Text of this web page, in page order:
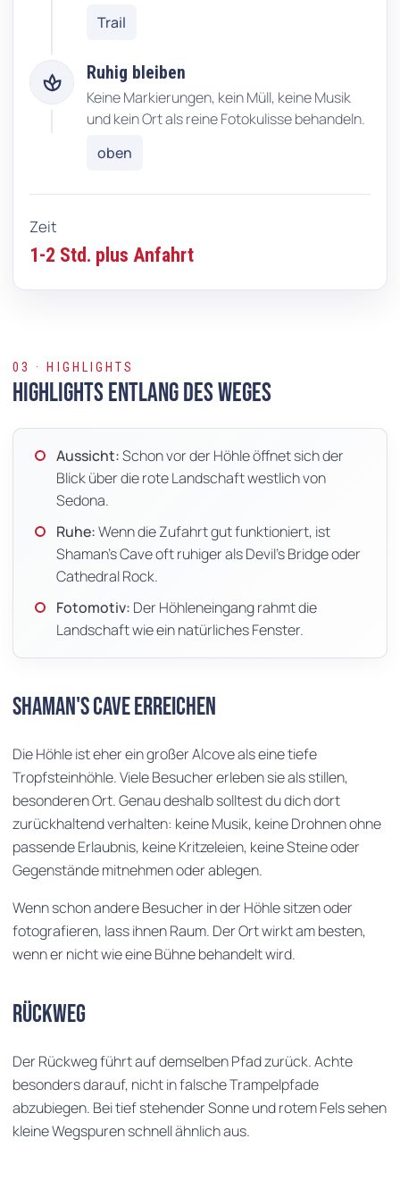
Trail
spa Ruhig bleiben
Keine Markierungen, kein Müll, keine Musik
und kein Ort als reine Fotokulisse behandeln.
oben
Zeit
1-2 Std. plus Anfahrt
03 · HIGHLIGHTS
Highlights entlang des Weges
Aussicht:Schon vor der Höhle öffnet sich der
Blick über die rote Landschaft westlich von
Sedona.
Ruhe:Wenn die Zufahrt gut funktioniert, ist
Shaman's Cave oft ruhiger als Devil's Bridge oder
Cathedral Rock.
Fotomotiv: Der Höhleneingang rahmt die
Landschaft wie ein natürliches Fenster.
Shaman's Cave erreichen
Die Höhle ist eher ein großer Alcove als eine tiefe
Tropfsteinhöhle. Viele Besucher erleben sie als stillen,
besonderen Ort. Genau deshalb solltest du dich dort
zurückhaltend verhalten: keine Musik, keine Drohnen ohne
passende Erlaubnis, keine Kritzeleien, keine Steine oder
Gegenstände mitnehmen oder ablegen.
Wenn schon andere Besucher in der Höhle sitzen oder
fotografieren, lass ihnen Raum. Der Ort wirkt am besten,
wenn er nicht wie eine Bühne behandelt wird.
Rückweg
Der Rückweg führt auf demselben Pfad zurück. Achte
besonders darauf, nicht in falsche Trampelpfade
abzubiegen. Bei tief stehender Sonne und rotem Fels sehen
kleine Wegspuren schnell ähnlich aus.